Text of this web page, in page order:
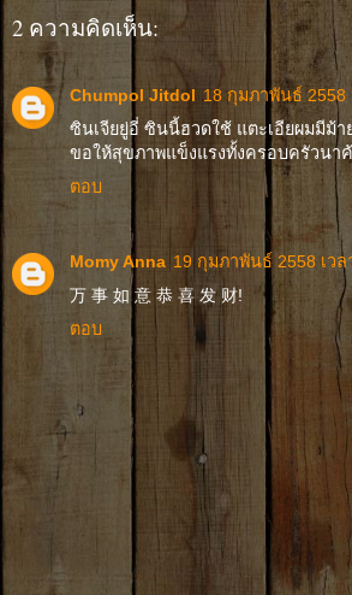
2 ความคิดเห็น:
Chumpol Jitdol 18 กุมภาพันธ์ 2558
ซินเจียยู่อี่ ซินนี้ฮวดใช้ แตะเอียผมมีม้าย
ขอให้สุขภาพแข็งแรงทั้งครอบครัวนาค้
ตอบ
Momy Anna 19 กุมภาพันธ์ 2558 เวล
万 事 如 意 恭 喜 发 财!
ตอบ